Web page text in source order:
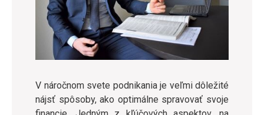
V náročnom svete podnikania je veľmi dôležité
nájsť spôsoby, ako optimálne spravovať svoje